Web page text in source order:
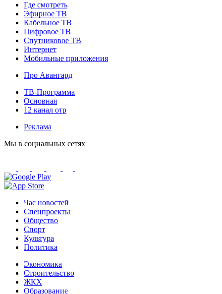
Где смотреть
Эфирное ТВ
Кабельное ТВ
Цифровое ТВ
Спутниковое ТВ
Интернет
Мобильные приложения
Про Авангард
ТВ-Программа
Основная
12 канал отр
Реклама
Мы в социальных сетях
Час новостей
Спецпроекты
Общество
Спорт
Культура
Политика
Экономика
Строительство
ЖКХ
Образование